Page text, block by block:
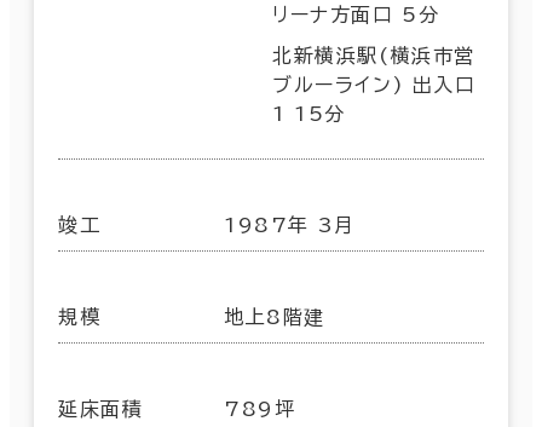
リーナ方面口 5分
北新横浜駅(横浜市営
ブルーライン) 出入口
1 15分
竣工 1987年 3月
規模 地上8階建
延床面積 789坪